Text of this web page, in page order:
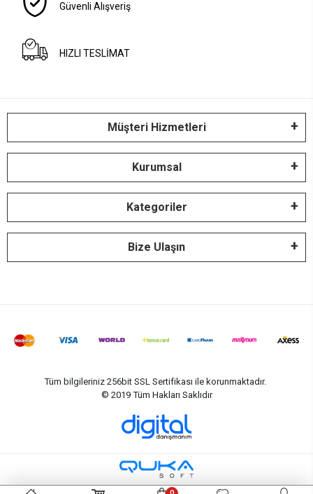
Güvenli Alışveriş
HIZLI TESLİMAT
Müşteri Hizmetleri
Kurumsal
Kategoriler
Bize Ulaşın
Tüm bilgileriniz 256bit SSL Sertifikası ile korunmaktadır.
© 2019 Tüm Hakları Saklıdır